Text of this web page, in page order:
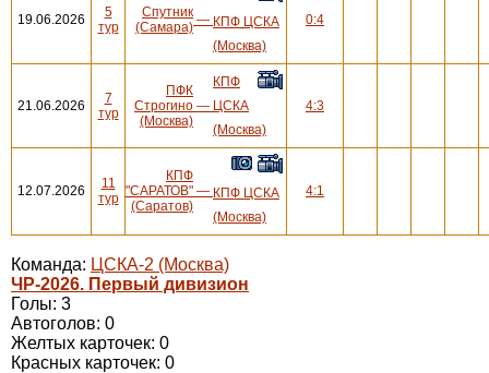
19.06.2026
5
тур
Спутник
(Самара) — КПФ ЦСКА
(Москва)
0:4
21.06.2026
7
тур
ПФК
Строгино
(Москва)
—
КПФ
ЦСКА
(Москва)
4:3
12.07.2026
11
тур
КПФ
"САРАТОВ"
(Саратов)
— КПФ ЦСКА
(Москва)
4:1
Команда: ЦСКА-2 (Москва)
ЧР-2026. Первый дивизион
Голы: 3
Автоголов: 0
Желтых карточек: 0
Красных карточек: 0